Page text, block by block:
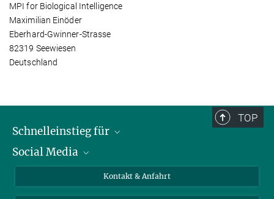
MPI for Biological Intelligence
Maximilian Einöder
Eberhard-Gwinner-Strasse
82319 Seewiesen
Deutschland
TOP
Schnelleinstieg für
Journalist*innen
Social Media
Kontakt & Anfahrt